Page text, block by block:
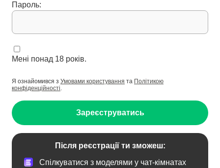
Пароль:
Мені понад 18 років.
Я ознайомився з Умовами користування та Політикою
конфіденційності.
Зареєструватись
Після реєстрації ти зможеш:
Спілкуватися з моделями у чат-кімнатах